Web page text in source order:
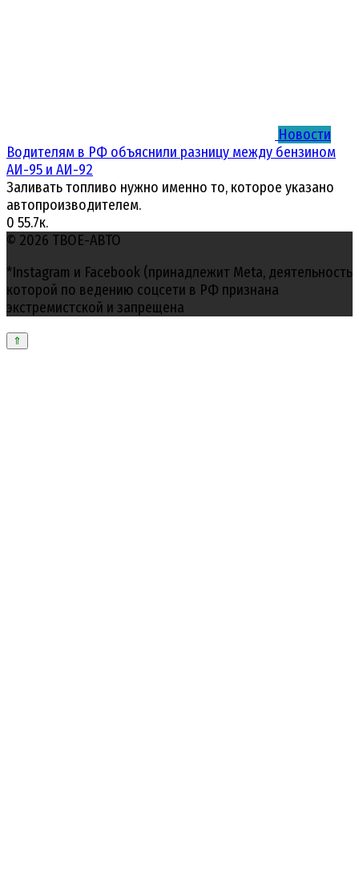
Новости
Водителям в РФ объяснили разницу между бензином
АИ-95 и АИ-92
Заливать топливо нужно именно то, которое указано
автопроизводителем.
0 55.7к.
© 2026 ТВОЕ-АВТО
*Instagram и Facebook (принадлежит Meta, деятельность
которой по ведению соцсети в РФ признана
экстремистской и запрещена